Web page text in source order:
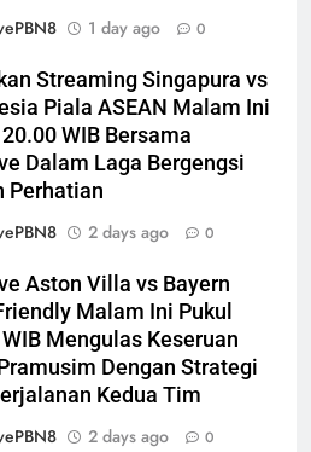
1 day ago 0
Streaming Singapura vs
Piala ASEAN Malam Ini
WIB Bersama
Dalam Laga Bergengsi
Perhatian
2 days ago 0
Aston Villa vs Bayern
Malam Ini Pukul
Mengulas Keseruan
Dengan Strategi
Kedua Tim
2 days ago 0